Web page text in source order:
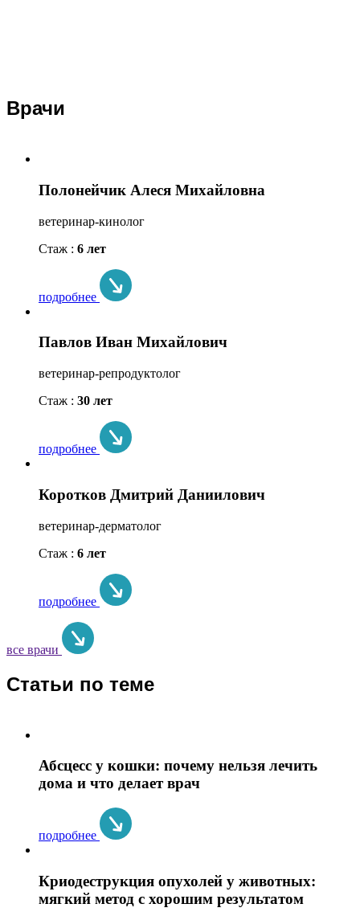
Врачи
Полонейчик Алеся Михайловна
ветеринар-кинолог
Стаж : 6 лет
подробнее
Павлов Иван Михайлович
ветеринар-репродуктолог
Стаж : 30 лет
подробнее
Коротков Дмитрий Даниилович
ветеринар-дерматолог
Стаж : 6 лет
подробнее
все врачи
Статьи по теме
Абсцесс у кошки: почему нельзя лечить
дома и что делает врач
подробнее
Криодеструкция опухолей у животных:
мягкий метод с хорошим результатом